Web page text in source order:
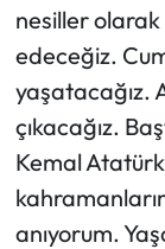
nesiller
edeceğiz.
yaşatacağız.
çıkacağız.
Kemal
anıyorum.